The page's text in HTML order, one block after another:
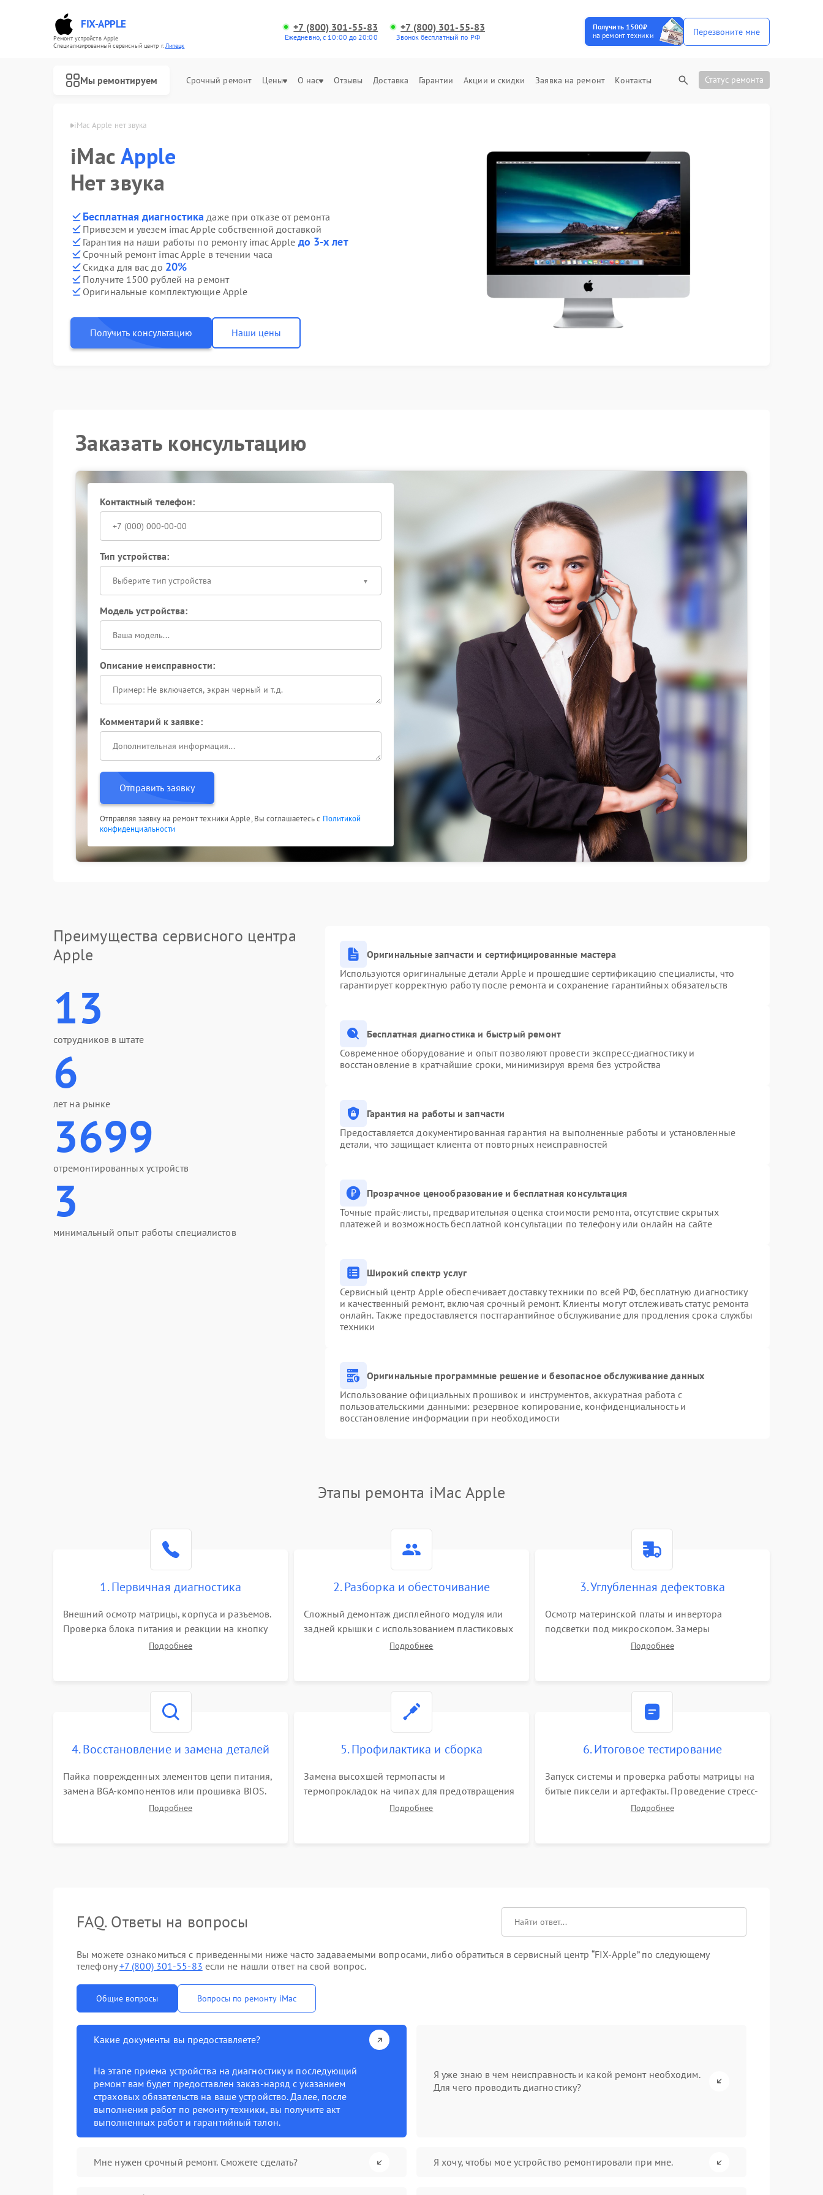
FIX-APPLE
Ремонт устройств Apple
Специализированный cервисный центр г.Липецк
+7 (800) 301-55-83
Ежедневно, с 10:00 до 20:00
+7 (800) 301-55-83
Звонок бесплатный по РФ
Получить 1500₽
на ремонт техники
Перезвоните мне
Мы ремонтируем Срочный ремонт Цены О нас Отзывы Доставка Гарантии Акции и скидки Заявка на ремонт Контакты Статус ремонта
Apple в Липецке iMac Apple нет звука
iMacApple
Нет звука
Бесплатная диагностика даже при отказе от ремонта
Привезем и увезем imac Apple собственной доставкой
Гарантия на наши работы по ремонту imac Apple до 3-х лет
Срочный ремонт imac Apple в течении часа
Скидка для вас до 20%
Получите 1500 рублей на ремонт
Оригинальные комплектующие Apple
Получить консультацию Наши цены
Заказать консультацию
Контактный телефон:
Тип устройства:
Выберите тип устройства
Модель устройства:
Описание неисправности:
Комментарий к заявке:
Отправить заявку
Отправляя заявку на ремонт техники Apple, Вы соглашаетесь с Политикой
конфиденциальности
Преимущества сервисного центра
Apple
13
сотрудников в штате
6
лет на рынке
3699
отремонтированных устройств
3
минимальный опыт работы специалистов
Оригинальные запчасти и сертифицированные мастера
Используются оригинальные детали Apple и прошедшие сертификацию специалисты, что
гарантирует корректную работу после ремонта и сохранение гарантийных обязательств
Бесплатная диагностика и быстрый ремонт
Современное оборудование и опыт позволяют провести экспресс-диагностику и
восстановление в кратчайшие сроки, минимизируя время без устройства
Гарантия на работы и запчасти
Предоставляется документированная гарантия на выполненные работы и установленные
детали, что защищает клиента от повторных неисправностей
Прозрачное ценообразование и бесплатная консультация
Точные прайс-листы, предварительная оценка стоимости ремонта, отсутствие скрытых
платежей и возможность бесплатной консультации по телефону или онлайн на сайте
Широкий спектр услуг
Сервисный центр Apple обеспечивает доставку техники по всей РФ, бесплатную диагностику
и качественный ремонт, включая срочный ремонт. Клиенты могут отслеживать статус ремонта
онлайн. Также предоставляется постгарантийное обслуживание для продления срока службы
техники
Оригинальные программные решение и безопасное обслуживание данных
Использование официальных прошивок и инструментов, аккуратная работа с
пользовательскими данными: резервное копирование, конфиденциальность и
восстановление информации при необходимости
Этапы ремонта iMac Apple
1. Первичная диагностика
Внешний осмотр матрицы, корпуса и разъемов.
Проверка блока питания и реакции на кнопку
включения. Оценка изображения, звука и
Подробнее
2. Разборка и обесточивание
Сложный демонтаж дисплейного модуля или
задней крышки с использованием пластиковых
лопаток. Обязательное отключение шлейфов
Подробнее
3. Углубленная дефектовка
Осмотр материнской платы и инвертора
подсветки под микроскопом. Замеры
напряжений в цепях питания процессора и
Подробнее
4. Восстановление и замена деталей
Пайка поврежденных элементов цепи питания,
замена BGA-компонентов или прошивка BIOS.
Ремонт подсветки матрицы, замена
Подробнее
5. Профилактика и сборка
Замена высохшей термопасты и
термопрокладок на чипах для предотвращения
перегрева. Аккуратная укладка кабелей,
Подробнее
6. Итоговое тестирование
Запуск системы и проверка работы матрицы на
битые пиксели и артефакты. Проведение стресс-
тестов для оценки эффективности охлаждения.
Подробнее
FAQ. Ответы на вопросы
Вы можете ознакомиться с приведенными ниже часто задаваемыми вопросами, либо обратиться в сервисный центр “FIX-Apple” по следующему
телефону+7 (800) 301-55-83 если не нашли ответ на свой вопрос.
Общие вопросы Вопросы по ремонту iMac
Какие документы вы предоставляете?
На этапе приема устройства на диагностику и последующий
ремонт вам будет предоставлен заказ-наряд с указанием
страховых обязательств на ваше устройство. Далее, после
выполнения работ по ремонту техники, вы получите акт
выполненных работ и гарантийный талон.
Я уже знаю в чем неисправность и какой ремонт необходим.
Для чего проводить диагностику?
Мне нужен срочный ремонт. Сможете сделать? Я хочу, чтобы мое устройство ремонтировали при мне.